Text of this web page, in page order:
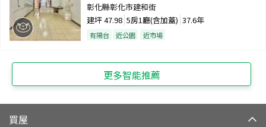
彰化縣彰化市建和街
建坪47.98 5房1廳(含加蓋) 37.6年
有陽台 近公園 近市場
更多智能推薦
買屋